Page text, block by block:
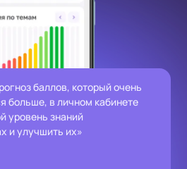
баллов, который очень
больше, в личном кабинете
уровень знаний
и улучшить их»